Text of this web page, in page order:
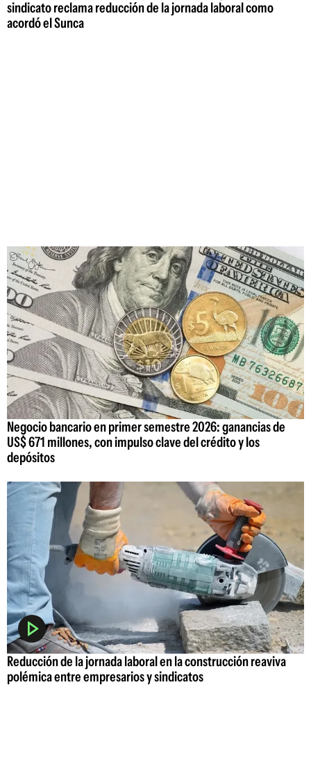
sindicato reclama reducción de la jornada laboral como
acordó el Sunca
Negocio bancario en primer semestre 2026: ganancias de
US$ 671 millones, con impulso clave del crédito y los
depósitos
Reducción de la jornada laboral en la construcción reaviva
polémica entre empresarios y sindicatos